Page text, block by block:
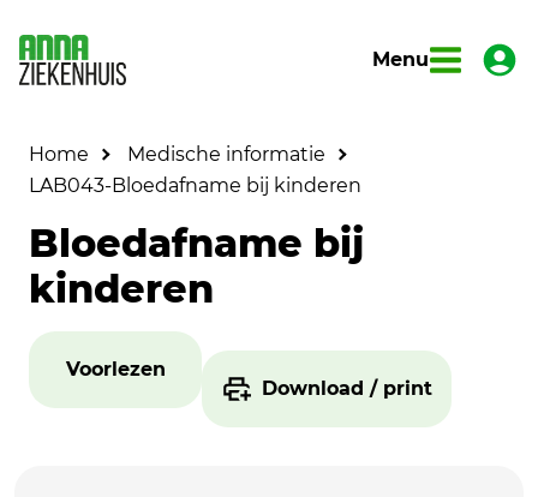
Menu
Home
Medische informatie
LAB043-Bloedafname bij kinderen
Bloedafname bij
kinderen
Voorlezen
Download / print